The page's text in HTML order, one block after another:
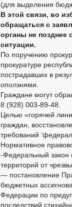
(для выделения
В этой связи, во
обращаться с
органы не позднее
ситуации.
По поручению
прокуратуре
пострадавших в
оползнями.
Граждане могут
8 (928) 003-89-48.
Целью «горячей
граждан,
требований
Нормативное
-Федеральный
территорий от
— постановление
бюджетных
Федерации по
последствий